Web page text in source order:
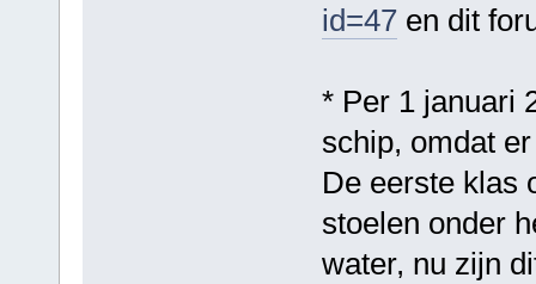
id=47en dit
* Per 1 januari
schip, omdat
De eerste klas
stoelen onder
water, nu zijn